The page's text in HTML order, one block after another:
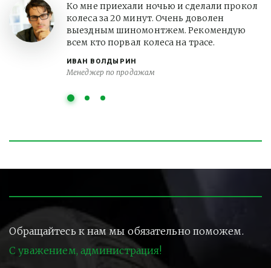
ИВАН ВОЛДЫРИН
Менеджер по продажам
Ко мне приехали ночью и сделали прокол
колеса за 20 минут. Очень доволен
выездным шиномонтжем. Рекомендую
всем кто порвал колеса на трасе.
Обращайтесь к нам мы обязательно поможем.
С уважением, администрация!